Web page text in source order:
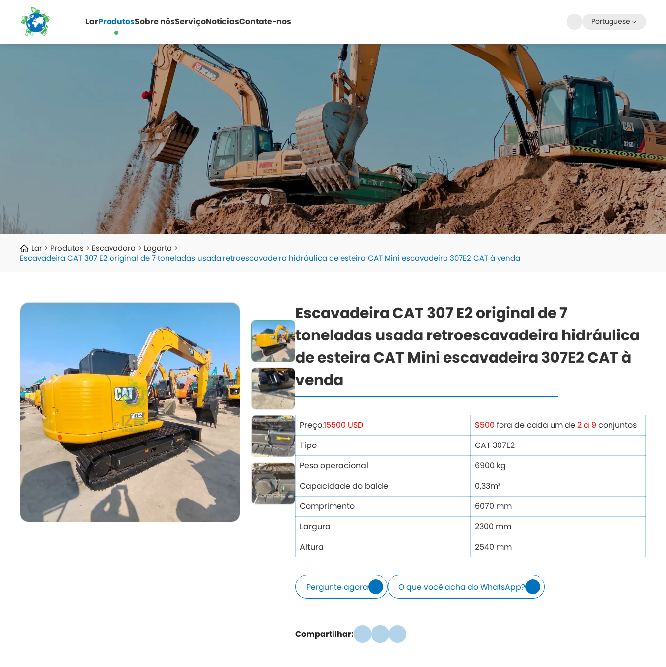
LarProdutosSobre nósServiçoNotíciasContate-nos Portuguese
Lar Produtos Escavadora
Lagarta
Escavadeira CAT 307 E2 original de 7 toneladas usada retroescavadeira hidráulica de esteira CAT Mini escavadeira 307E2 CAT à venda
Escavadeira CAT 307 E2 original de 7
toneladas usada retroescavadeira hidráulica
de esteira CAT Mini escavadeira 307E2 CAT à
venda
Preço:15500 USD $500 fora de cada um de2 a 9 conjuntos
Tipo
CAT 307E2
Peso operacional
6900 kg
Capacidade do balde
0,33m³
Comprimento
6070 mm
Largura
2300 mm
Altura
2540 mm
Pergunte agora O que você acha do WhatsApp?
Compartilhar: